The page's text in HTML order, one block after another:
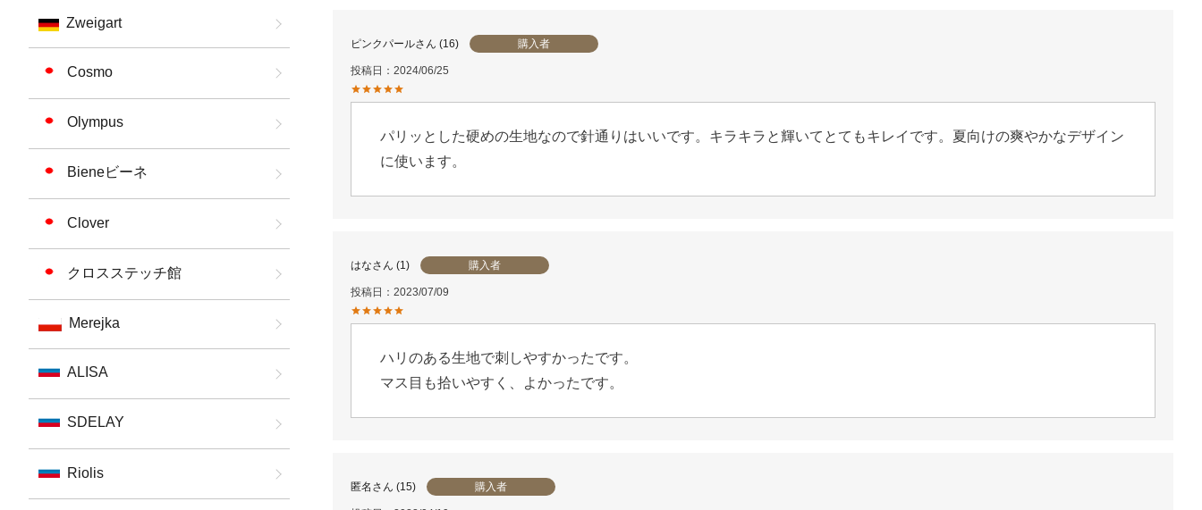
Zweigart
Cosmo
Olympus
Bieneビーネ
Clover
クロスステッチ館
Merejka
ALISA
SDELAY
Riolis
ピンクパール 16 購入者
投稿日 2024/06/25
パリッとした硬めの生地なので針通りはいいです。キラキラと輝いてとてもキレイです。夏向けの爽やかなデザイン
に使います。
はな 1 購入者
投稿日 2023/07/09
ハリのある生地で刺しやすかったです。
マス目も拾いやすく、よかったです。
匿名 15 購入者